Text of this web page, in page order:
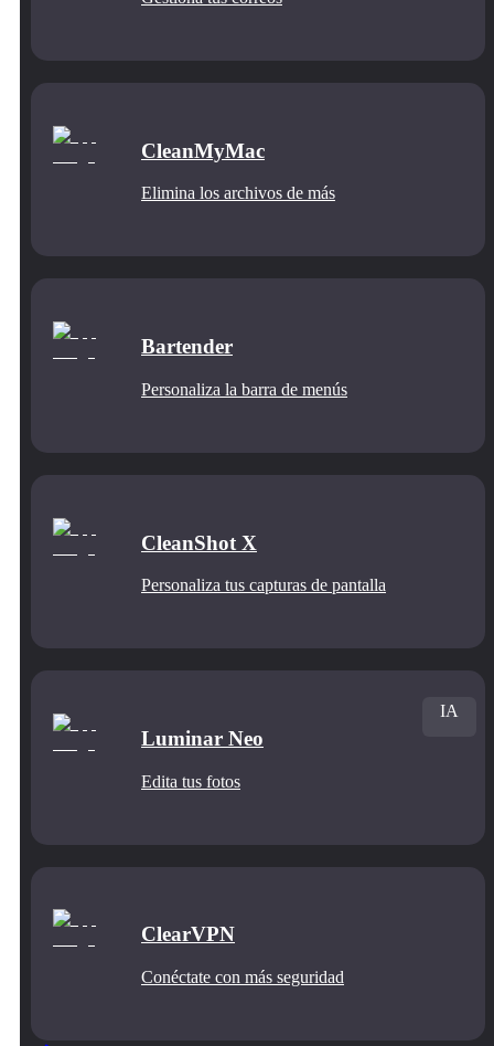
CleanMyMac
Elimina los archivos de más
Bartender
Personaliza la barra de menús
CleanShot X
Personaliza tus capturas de pantalla
Luminar Neo
Edita tus fotos
IA
ClearVPN
Conéctate con más seguridad